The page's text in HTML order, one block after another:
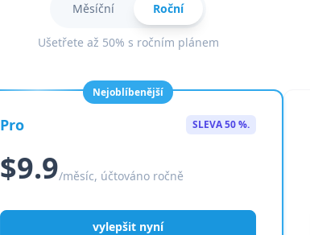
Měsíční Roční
Ušetřete až 50% s ročním plánem
Nejoblíbenější
Pro SLEVA 50 %.
$9.9/měsíc, účtováno ročně
vylepšit nyní